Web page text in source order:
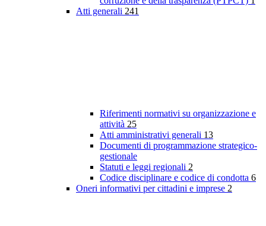
Atti generali 241
Riferimenti normativi su organizzazione e
attività 25
Atti amministrativi generali 13
Documenti di programmazione strategico-
gestionale
Statuti e leggi regionali 2
Codice disciplinare e codice di condotta 6
Oneri informativi per cittadini e imprese 2